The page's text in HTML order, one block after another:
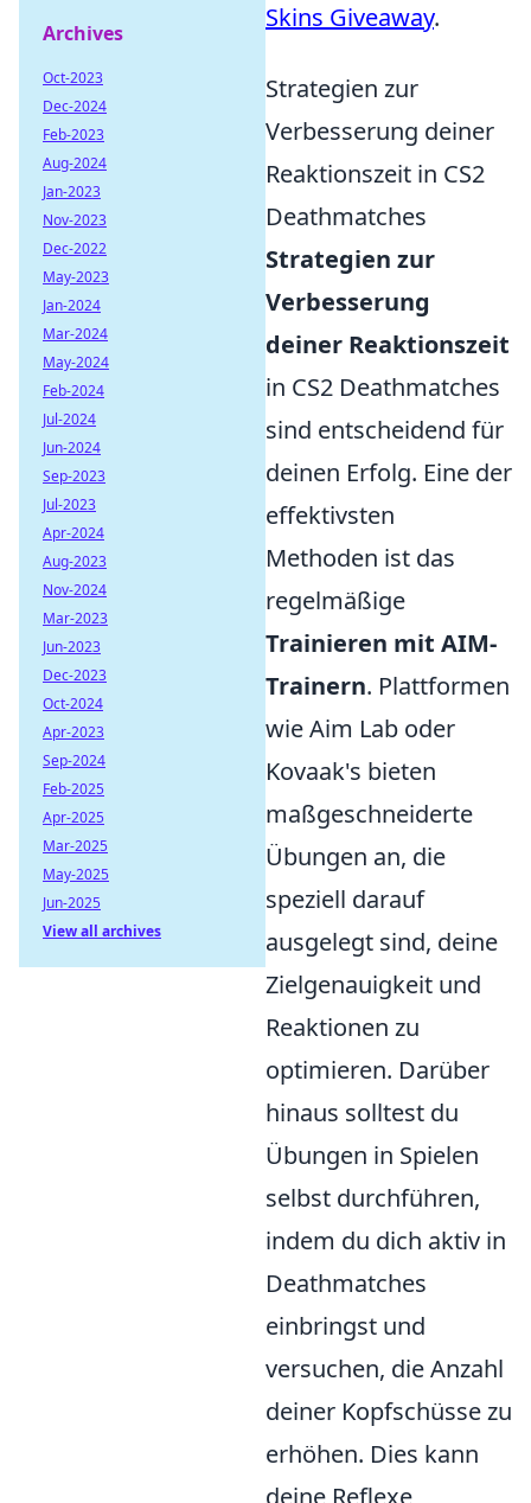
Skins Giveaway.
Strategien zur
Verbesserung deiner
Reaktionszeit in CS2
Deathmatches
Strategien zur
Verbesserung
deiner Reaktionszeit
in CS2 Deathmatches
sind entscheidend für
deinen Erfolg. Eine der
effektivsten
Methoden ist das
regelmäßige
Trainieren mit AIM-
Trainern. Plattformen
wie Aim Lab oder
Kovaak's bieten
maßgeschneiderte
Übungen an, die
speziell darauf
ausgelegt sind, deine
Zielgenauigkeit und
Reaktionen zu
optimieren. Darüber
hinaus solltest du
Übungen in Spielen
selbst durchführen,
indem du dich aktiv in
Deathmatches
einbringst und
versuchen, die Anzahl
deiner Kopfschüsse zu
erhöhen. Dies kann
Archives
Oct-2023
Dec-2024
Feb-2023
Aug-2024
Jan-2023
Nov-2023
Dec-2022
May-2023
Jan-2024
Mar-2024
May-2024
Feb-2024
Jul-2024
Jun-2024
Sep-2023
Jul-2023
Apr-2024
Aug-2023
Nov-2024
Mar-2023
Jun-2023
Dec-2023
Oct-2024
Apr-2023
Sep-2024
Feb-2025
Apr-2025
Mar-2025
May-2025
Jun-2025
View all archives